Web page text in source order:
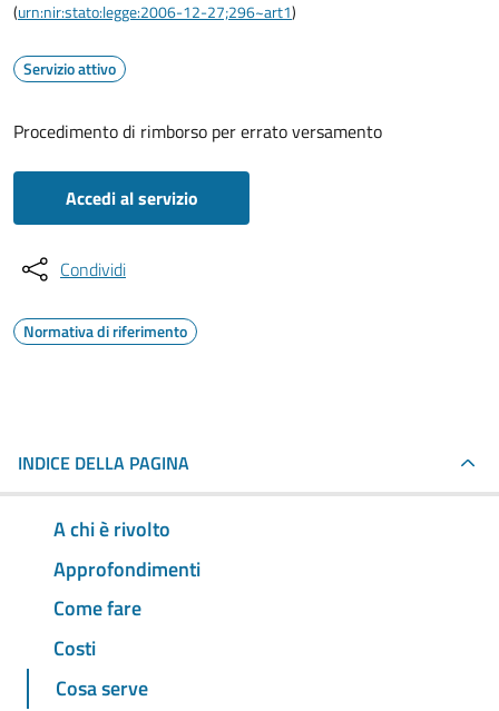
(urn:nir:stato:legge:2006-12-27;296~art1)
Servizio attivo
Procedimento di rimborso per errato versamento
Accedi al servizio
Condividi
Normativa di riferimento
INDICE DELLA PAGINA
A chi è rivolto
Approfondimenti
Come fare
Costi
Cosa serve